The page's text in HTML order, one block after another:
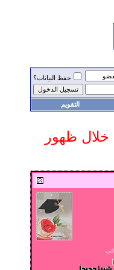
حفظ البيانات؟
التقويم
خلال ظهور